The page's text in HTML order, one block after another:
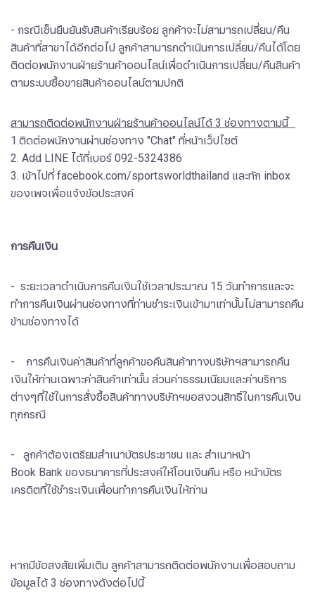
- กรณีเซ็นยืนยันรับสินค้าเรียบร้อย ลูกค้าจะไม่สามารถเปลี่ยน/คืน
สินค้าที่สาขาได้อีกต่อไป ลูกค้าสามารถดำเนินการเปลี่ยน/คืนได้โดย
ติดต่อพนักงานฝ่ายร้านค้าออนไลน์เพื่อดำเนินการเปลี่ยน/คืนสินค้า
ตามระบบซื้อขายสินค้าออนไลน์ตามปกติ
สามารถติดต่อพนักงานฝ่ายร้านค้าออนไลน์ได้ 3 ช่องทางตามนี้
1.ติดต่อพนักงานผ่านช่องทาง "Chat" ที่หน้าเว็ปไซต์ ​​​​​​​
2. Add LINE ได้ที่​​เบอร์ 092-5324386
3. เข้าไปที่ facebook.com/sportsworldthailand และทัก inbox
ของเพจเพื่อแจ้งข้อประสงค์
การคืนเงิน
- ระยะเวลาดำเนินการคืนเงินใช้เวลาประมาณ 15 วันทำการและจะ
ทำการคืนเงินผ่านช่องทางที่ท่านชำระเงินเข้ามาเท่านั้นไม่สามารถคืน
ข้ามช่องทางได้
- ​​​​​​การคืนเงินค่าสินค้าที่ลูกค้าขอคืนสินค้าทางบริษัทฯสามารถคืน
เงินให้ท่านเฉพาะค่าสินค้าเท่านั้น ส่วนค่าธรรมเนียมและค่าบริการ
ต่างๆที่ใช้ในการสั่งซื้อสินค้าทางบริษัทฯขอสงวนสิทธิ์ในการคืนเงิน
ทุกกรณี
- ลูกค้าต้องเตรียมสำเนาบัตรประชาชน และ สำเนาหน้า
Book Bank ของธนาคารที่ประสงค์ให้โอนเงินคืน หรือ หน้าบัตร
เครดิตที่ใช้ชำระเงินเพื่อนทำการคืนเงินให้ท่าน
หากมีข้อสงสัยเพิ่มเติม ลูกค้าสามารถติดต่อพนักงานเพื่อสอบถาม
ข้อมูลได้ 3 ช่องทางดังต่อไปนี้